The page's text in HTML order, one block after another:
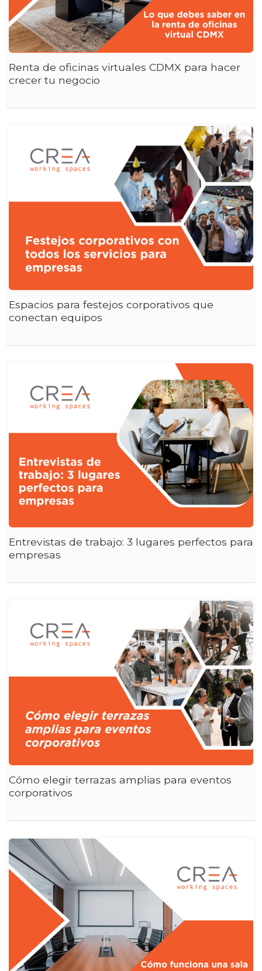
Renta de oficinas virtuales CDMX para hacer
crecer tu negocio
Espacios para festejos corporativos que
conectan equipos
Entrevistas de trabajo: 3 lugares perfectos para
empresas
Cómo elegir terrazas amplias para eventos
corporativos